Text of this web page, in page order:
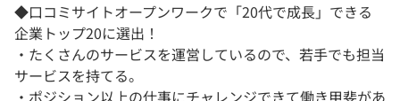
◆口コミサイトオープンワークで「20代で成長」できる
企業トップ20に選出！
・たくさんのサービスを運営しているので、若手でも担当
サービスを持てる。